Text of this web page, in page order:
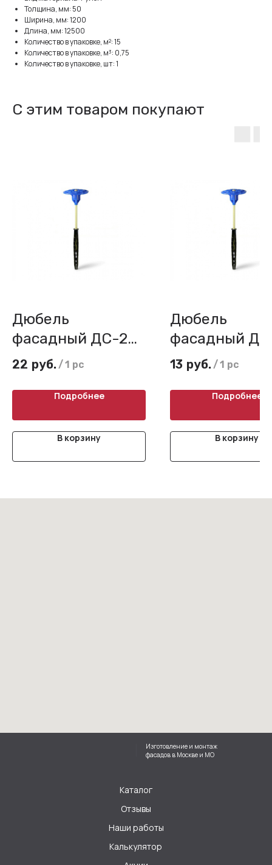
Толщина, мм: 50
Ширина, мм: 1200
Длина, мм: 12500
Количество в упаковке, м²: 15
Количество в упаковке, м³: 0,75
Количество в упаковке, шт: 1
С этим товаром покупают
Дюбель
фасадный ДС-2
Бийск с
элементом 260
мм
22 руб. / 1 pc
Подробнее
В корзину
Дюбель
фасадный
Бийск с
элементом
13 руб. / 1 pc
Подробнее
В корзину
Наши работы
Отзывы
Калькулятор
Каталог
Изготовление и монтаж
фасадов в Москве и МО